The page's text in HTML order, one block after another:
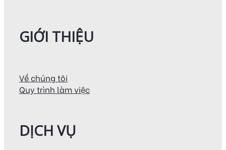
GIỚI THIỆU
Về chúng tôi
Quy trình làm việc
DỊCH VỤ